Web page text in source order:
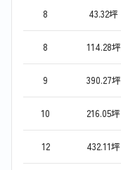
8 43.32坪
8 114.28坪
9 390.27坪
10 216.05坪
12 432.11坪